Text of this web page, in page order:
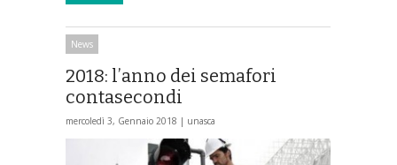
News
2018: l’anno dei semafori
contasecondi
mercoledì 3, Gennaio 2018 | unasca